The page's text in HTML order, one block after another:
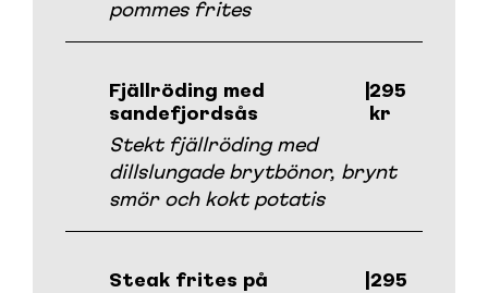
pommes frites
Fjällröding med
sandefjordsås
|295
kr
Stekt fjällröding med
dillslungade brytbönor, brynt
smör och kokt potatis
Steak frites på
|295